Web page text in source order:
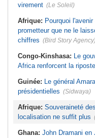
virement (Le Soleil)
Afrique: Pourquoi
prometteur que ne le
chiffres (Bird Story
Congo-Kinshasa: Le
Africa renforcent la
Guinée: Le général
présidentielles (Sidwaya)
Afrique: Souveraineté
localisation ne suffit plus
Ghana: John Dramani en